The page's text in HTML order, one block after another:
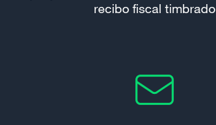
recibo fiscal timbrado